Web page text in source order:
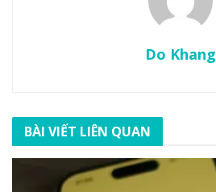
Do Khang
BÀI VIẾT LIÊN QUAN